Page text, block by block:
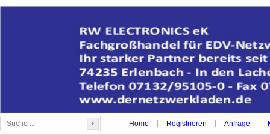
Home Registrieren Anfrage